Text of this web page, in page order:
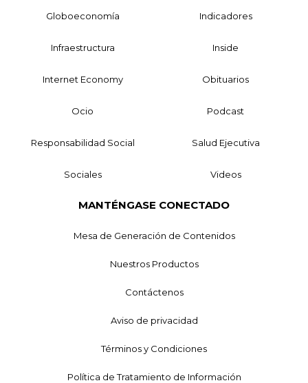
Globoeconomía Indicadores
Infraestructura Inside
Internet Economy Obituarios
Ocio Podcast
Responsabilidad Social Salud Ejecutiva
Sociales Videos
MANTÉNGASE CONECTADO
Mesa de Generación de Contenidos
Nuestros Productos
Contáctenos
Aviso de privacidad
Términos y Condiciones
Política de Tratamiento de Información